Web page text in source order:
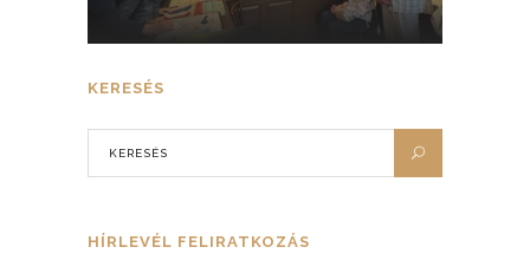
KERESÉS
HÍRLEVÉL FELIRATKOZÁS